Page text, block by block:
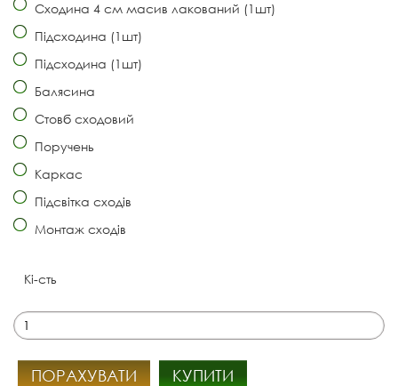
Сходина 4 см масив лакований (1шт)
Підсходина (1шт)
Підсходина (1шт)
Балясина
Стовб сходовий
Поручень
Каркас
Підсвітка сходів
Монтаж сходів
Кі-сть
ПОРАХУВАТИ КУПИТИ